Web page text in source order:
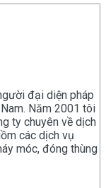
đại diện pháp
Năm 2001 tôi
ty chuyên về dịch
các dịch vụ
móc, đóng thùng